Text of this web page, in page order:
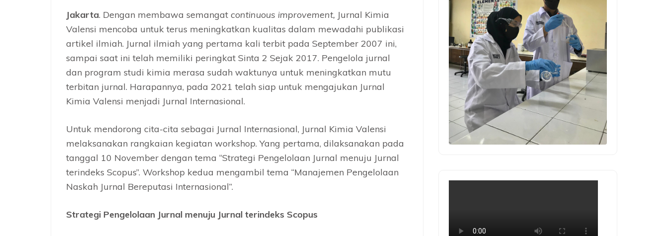
Jakarta. Dengan membawa semangat continuous improvement, Jurnal Kimia
Valensi mencoba untuk terus meningkatkan kualitas dalam mewadahi publikasi
artikel ilmiah. Jurnal ilmiah yang pertama kali terbit pada September 2007 ini,
sampai saat ini telah memiliki peringkat Sinta 2 Sejak 2017. Pengelola jurnal
dan program studi kimia merasa sudah waktunya untuk meningkatkan mutu
terbitan jurnal. Harapannya, pada 2021 telah siap untuk mengajukan Jurnal
Kimia Valensi menjadi Jurnal Internasional.
Untuk mendorong cita-cita sebagai Jurnal Internasional, Jurnal Kimia Valensi
melaksanakan rangkaian kegiatan workshop. Yang pertama, dilaksanakan pada
tanggal 10 November dengan tema “Strategi Pengelolaan Jurnal menuju Jurnal
terindeks Scopus”. Workshop kedua mengambil tema “Manajemen Pengelolaan
Naskah Jurnal Bereputasi Internasional”.
Strategi Pengelolaan Jurnal menuju Jurnal terindeks Scopus